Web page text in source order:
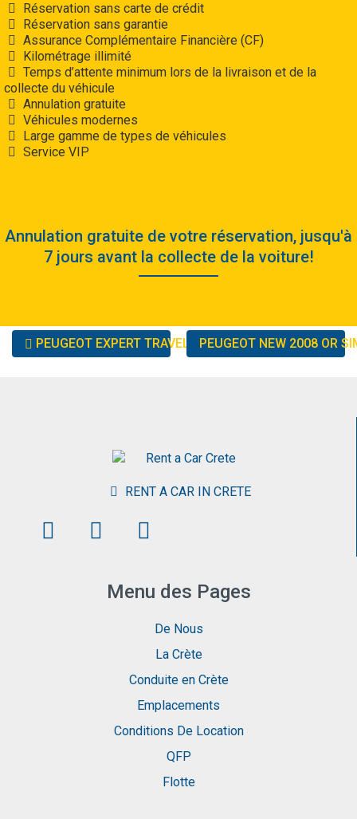
Réservation sans carte de crédit
Réservation sans garantie
Assurance Complémentaire Financière (CF)
Kilométrage illimité
Temps d’attente minimum lors de la livraison et de la
collecte du véhicule
Annulation gratuite
Véhicules modernes
Large gamme de types de véhicules
Service VIP
Annulation gratuite de votre réservation, jusqu'à
7 jours avant la collecte de la voiture!
Other
cars
PEUGEOT EXPERT TRAVELLER A/T OR SIMILAR
PEUGEOT NEW 2008 OR
RENT A CAR IN CRETE
Menu des Pages
De Nous
La Crète
Conduite en Crète
Emplacements
Conditions De Location
QFP
Flotte